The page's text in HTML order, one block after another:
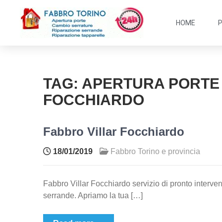
HOME
TAG: APERTURA
FOCCHIARDO
Fabbro Villar Focchiardo
18/01/2019 Fabbro Torino e provincia
Fabbro Villar Focchiardo servizio di pronto
serrande. Apriamo la tua […]